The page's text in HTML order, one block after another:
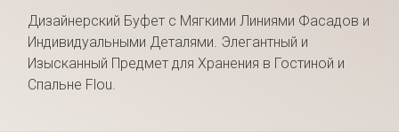
Дизайнерский Буфет с Мягкими Линиями Фасадов и
Индивидуальными Деталями. Элегантный и
Изысканный Предмет для Хранения в Гостиной и
Спальне Flou.